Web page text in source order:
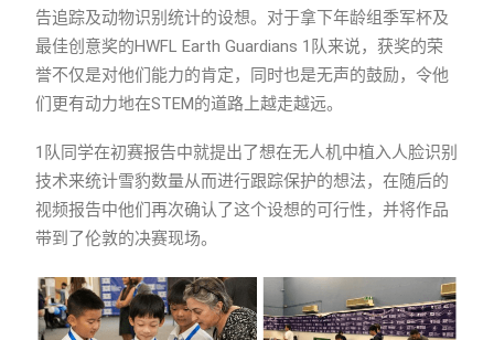
告追踪及动物识别统计的设想。对于拿下年龄组季军杯及
最佳创意奖的HWFL Earth Guardians 1队来说，获奖的荣
誉不仅是对他们能力的肯定，同时也是无声的鼓励，令他
们更有动力地在STEM的道路上越走越远。
1队同学在初赛报告中就提出了想在无人机中植入人脸识别
技术来统计雪豹数量从而进行跟踪保护的想法，在随后的
视频报告中他们再次确认了这个设想的可行性，并将作品
带到了伦敦的决赛现场。